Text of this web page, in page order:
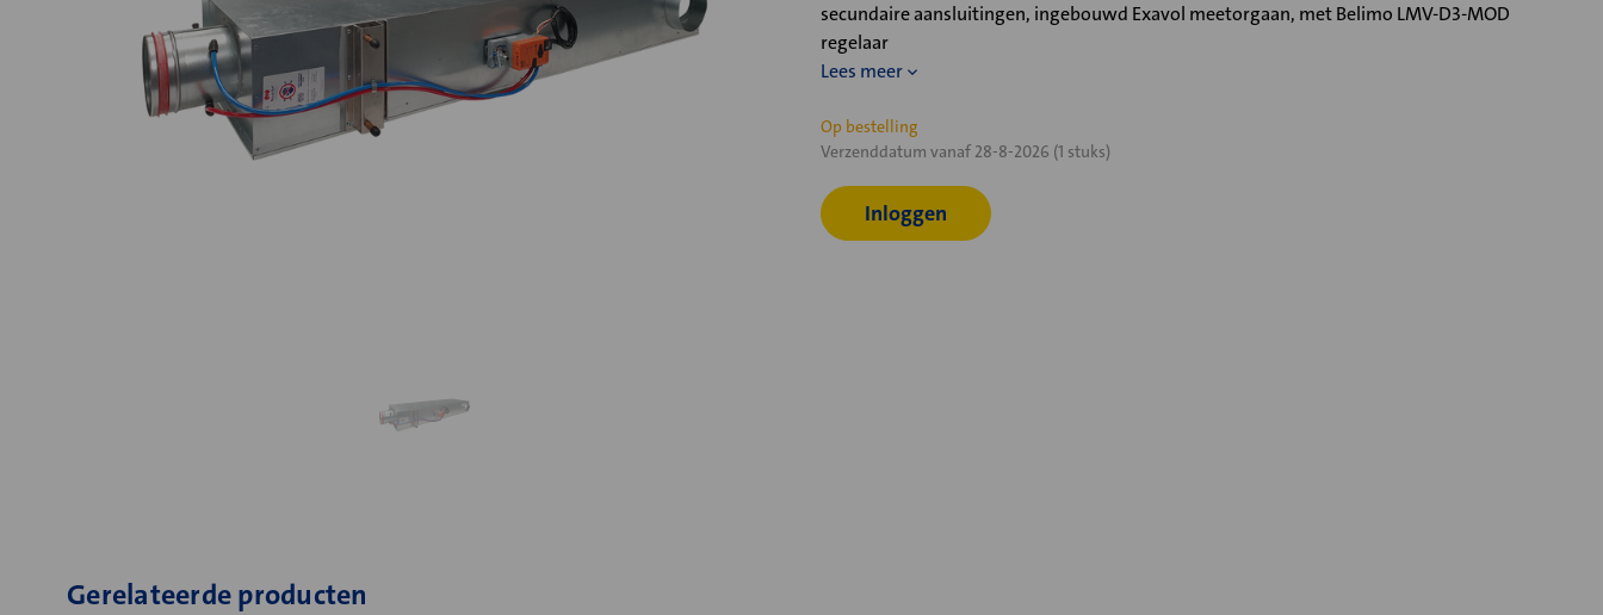
secundaire aansluitingen, ingebouwd Exavol meetorgaan, met Belimo LMV-D3-MOD
regelaar
Lees meer
Huidige
voorraad:
Op bestelling
Verzenddatum vanaf 28-8-2026 (1 stuks)
Inloggen
Gerelateerde producten